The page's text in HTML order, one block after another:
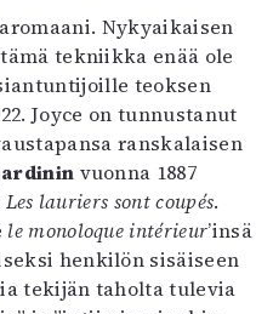
ry
Nykyaikaisen
tekniikka enää ole
teoksen
Joyce on tunnustanut
ranskalaisen
vuonna 1887
Les lauriers sont coupés.
le monoloque intérieur’insä
henkilön sisäiseen
tekijän taholta tulevia